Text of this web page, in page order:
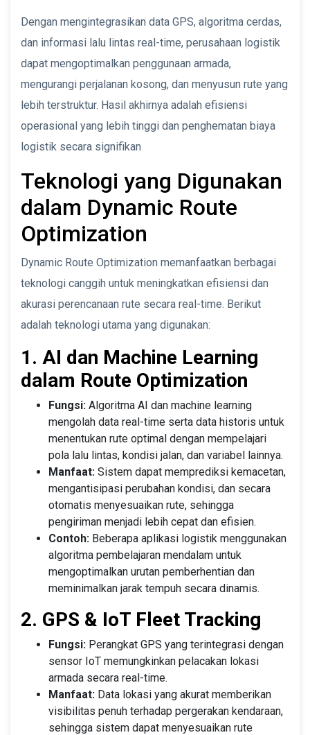
Dengan mengintegrasikan data GPS, algoritma cerdas,
dan informasi lalu lintas real-time, perusahaan logistik
dapat mengoptimalkan penggunaan armada,
mengurangi perjalanan kosong, dan menyusun rute yang
lebih terstruktur. Hasil akhirnya adalah efisiensi
operasional yang lebih tinggi dan penghematan biaya
logistik secara signifikan
Teknologi yang Digunakan
dalam Dynamic Route
Optimization
Dynamic Route Optimization memanfaatkan berbagai
teknologi canggih untuk meningkatkan efisiensi dan
akurasi perencanaan rute secara real-time. Berikut
adalah teknologi utama yang digunakan:
1. AI dan Machine Learning
dalam Route Optimization
Fungsi: Algoritma AI dan machine learning
mengolah data real-time serta data historis untuk
menentukan rute optimal dengan mempelajari
pola lalu lintas, kondisi jalan, dan variabel lainnya.
Manfaat: Sistem dapat memprediksi kemacetan,
mengantisipasi perubahan kondisi, dan secara
otomatis menyesuaikan rute, sehingga
pengiriman menjadi lebih cepat dan efisien.
Contoh: Beberapa aplikasi logistik menggunakan
algoritma pembelajaran mendalam untuk
mengoptimalkan urutan pemberhentian dan
meminimalkan jarak tempuh secara dinamis.
2. GPS & IoT Fleet Tracking
Fungsi: Perangkat GPS yang terintegrasi dengan
sensor IoT memungkinkan pelacakan lokasi
armada secara real-time.
Manfaat: Data lokasi yang akurat memberikan
visibilitas penuh terhadap pergerakan kendaraan,
sehingga sistem dapat menyesuaikan rute